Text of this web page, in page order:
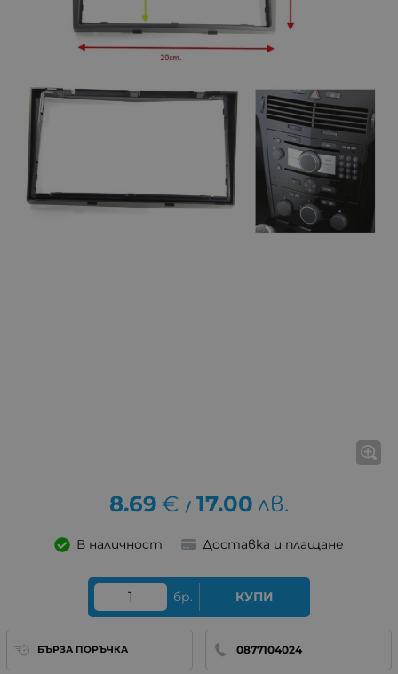
8.69 € / 17.00 лв.
В наличност Доставка и плащане
бр. КУПИ
БЪРЗА ПОРЪЧКА 0877104024